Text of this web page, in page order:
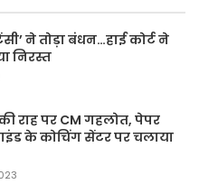
ने तोड़ा बंधन…हाई कोर्ट ने
निरस्त
राह पर CM गहलोत, पेपर
के कोचिंग सेंटर पर चलाया